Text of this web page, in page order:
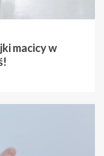
macicy w